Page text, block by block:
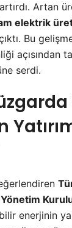
Artan
elektrik
Bu
açısından
serdi.
enerjinin